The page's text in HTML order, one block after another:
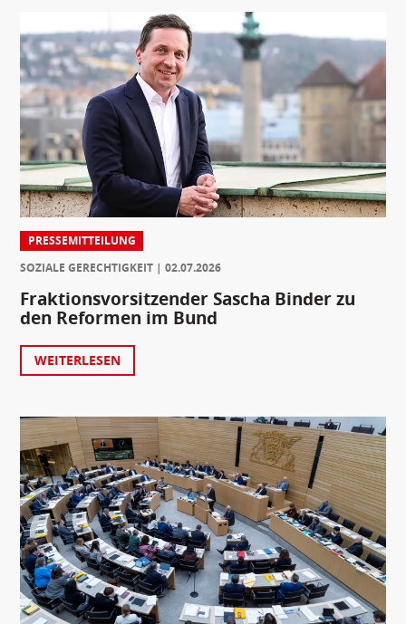
PRESSEMITTEILUNG
SOZIALE GERECHTIGKEIT
02.07.2026
Fraktionsvorsitzender Sascha Binder zu
den Reformen im Bund
WEITERLESEN